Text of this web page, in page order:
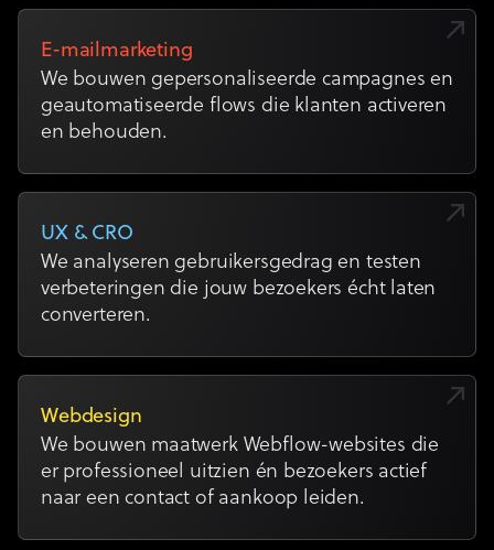
E-mailmarketing
We bouwen gepersonaliseerde campagnes en
geautomatiseerde flows die klanten activeren
en behouden.
UX & CRO
We analyseren gebruikersgedrag en testen
verbeteringen die jouw bezoekers écht laten
converteren.
Webdesign
We bouwen maatwerk Webflow-websites die
er professioneel uitzien én bezoekers actief
naar een contact of aankoop leiden.